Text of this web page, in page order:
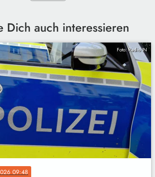
Dich auch interessieren
Foto: Radio IN
09:48